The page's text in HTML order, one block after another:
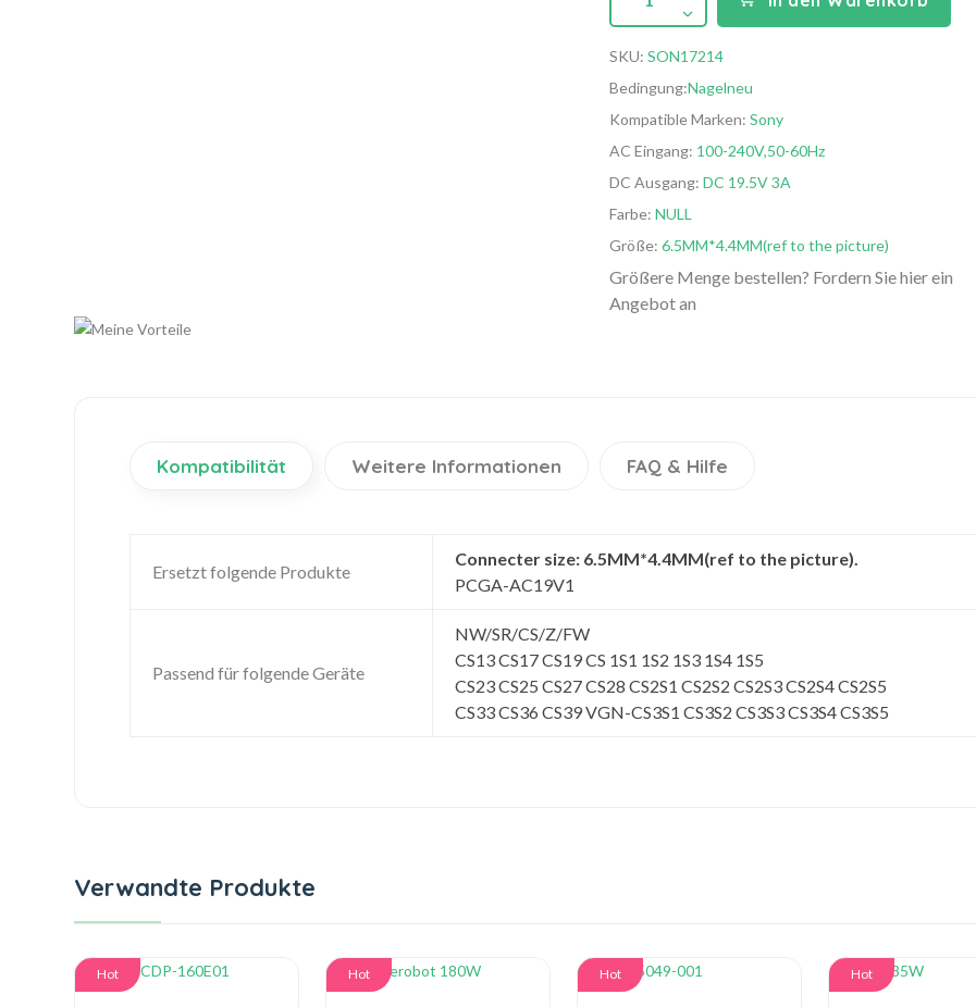
SKU: SON17214
Bedingung:Nagelneu
Kompatible Marken: Sony
AC Eingang: 100-240V,50-60Hz
DC Ausgang: DC 19.5V 3A
Farbe: NULL
Größe: 6.5MM*4.4MM(ref to the picture)
Größere Menge bestellen? Fordern Sie hier ein
Angebot an
Kompatibilität Weitere Informationen FAQ & Hilfe
Ersetzt folgende Produkte
Connecter size: 6.5MM*4.4MM(ref to the picture).
PCGA-AC19V1
Passend für folgende Geräte
NW/SR/CS/Z/FW
CS13 CS17 CS19 CS 1S1 1S2 1S3 1S4 1S5
CS23 CS25 CS27 CS28 CS2S1 CS2S2 CS2S3 CS2S4 CS2S5
CS33 CS36 CS39 VGN-CS3S1 CS3S2 CS3S3 CS3S4 CS3S5
Verwandte Produkte
Hot Hot Hot Hot